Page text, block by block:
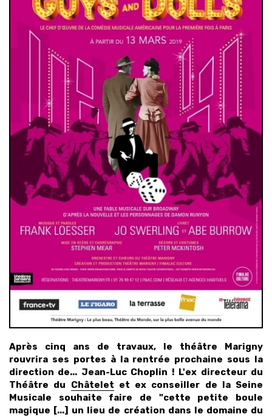
Après cinq ans de travaux, le théâtre Marigny
rouvrira ses portes à la rentrée prochaine sous la
direction de... Jean-Luc Choplin ! L'ex directeur du
Théâtre du Châtelet et ex conseiller de la Seine
Musicale souhaite faire de "cette petite boule
magique [...] un lieu de création dans le domaine du